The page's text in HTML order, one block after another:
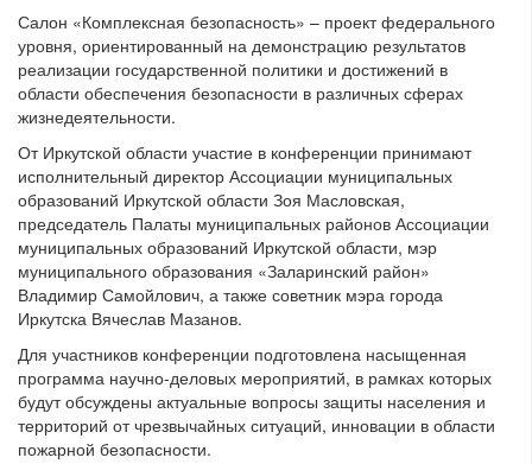
Салон «Комплексная безопасность» – проект федерального
уровня, ориентированный на демонстрацию результатов
реализации государственной политики и достижений в
области обеспечения безопасности в различных сферах
жизнедеятельности.
От Иркутской области участие в конференции принимают
исполнительный директор Ассоциации муниципальных
образований Иркутской области Зоя Масловская,
председатель Палаты муниципальных районов Ассоциации
муниципальных образований Иркутской области, мэр
муниципального образования «Заларинский район»
Владимир Самойлович, а также советник мэра города
Иркутска Вячеслав Мазанов.
Для участников конференции подготовлена насыщенная
программа научно-деловых мероприятий, в рамках которых
будут обсуждены актуальные вопросы защиты населения и
территорий от чрезвычайных ситуаций, инновации в области
пожарной безопасности.